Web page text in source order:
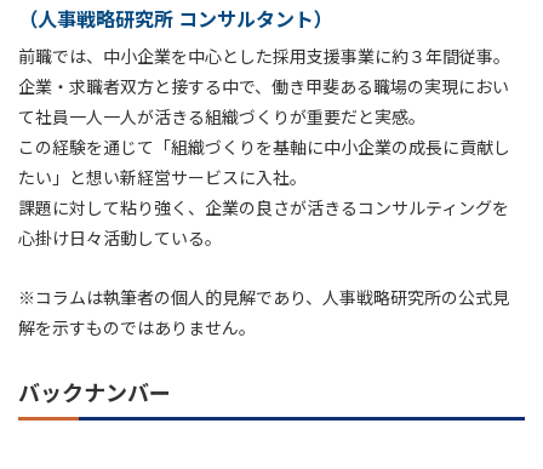
（人事戦略研究所 コンサルタント）
前職では、中小企業を中心とした採用支援事業に約３年間従事。
企業・求職者双方と接する中で、働き甲斐ある職場の実現におい
て社員一人一人が活きる組織づくりが重要だと実感。
この経験を通じて「組織づくりを基軸に中小企業の成長に貢献し
たい」と想い新経営サービスに入社。
課題に対して粘り強く、企業の良さが活きるコンサルティングを
心掛け日々活動している。
※コラムは執筆者の個人的見解であり、人事戦略研究所の公式見
解を示すものではありません。
バックナンバー